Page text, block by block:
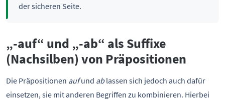
der sicheren Seite.
„-auf“ und „-ab“ als Suffixe
(Nachsilben) von Präpositionen
Die Präpositionen aufund ablassen sich jedoch auch dafür
einsetzen, sie mit anderen Begriffen zu kombinieren. Hierbei